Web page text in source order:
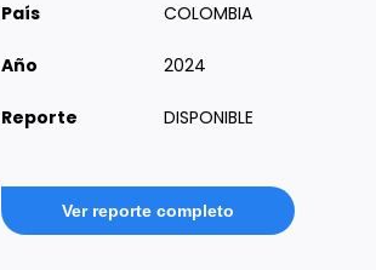
País COLOMBIA
Año 2024
Reporte DISPONIBLE
Ver reporte completo